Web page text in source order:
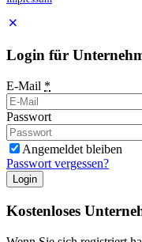
Login für
E-Mail *
Passwort
Angemeldet bleiben
Passwort vergessen?
Login
Kostenloses